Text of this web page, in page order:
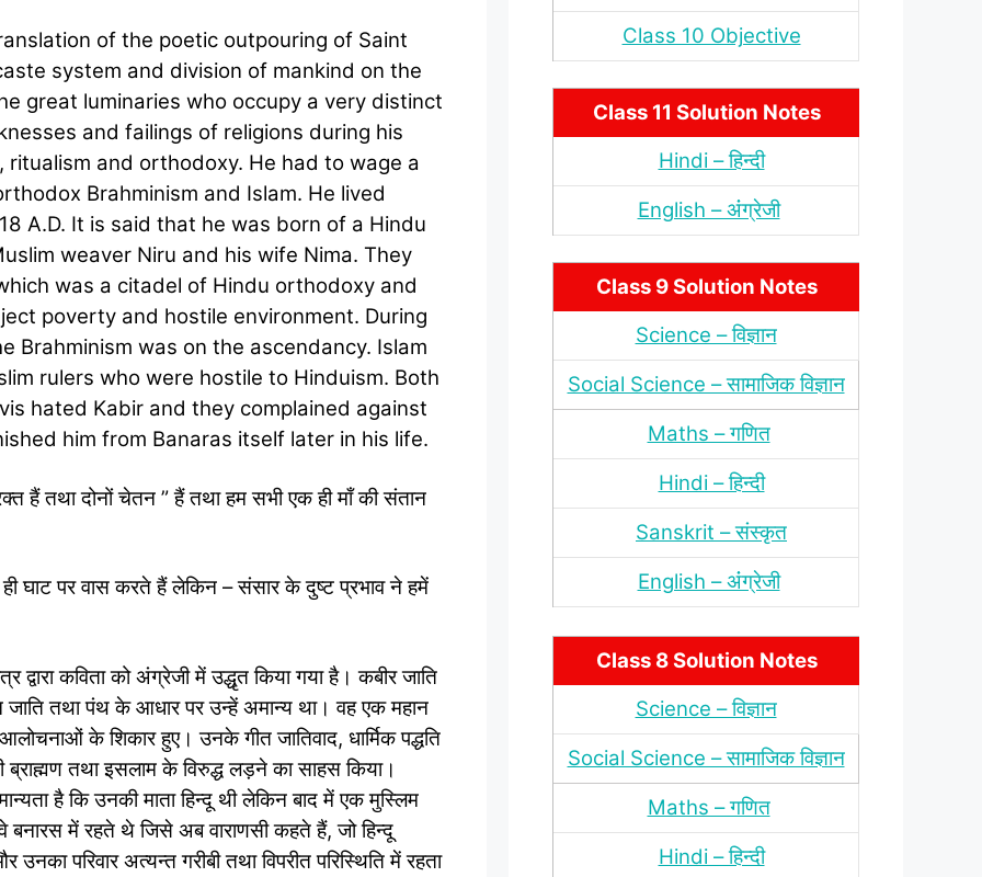
of the poetic outpouring of Saint
system and division of mankind on the
great luminaries who occupy a very distinct
and failings of religions during his
and orthodoxy. He had to wage a
Brahminism and Islam. He lived
A.D. It is said that he was born of a Hindu
weaver Niru and his wife Nima. They
was a citadel of Hindu orthodoxy and
poverty and hostile environment. During
Brahminism was on the ascendancy. Islam
rulers who were hostile to Hinduism. Both
hated Kabir and they complained against
him from Banaras itself later in his life.
हैं तथा दोनों चेतन ” हैं तथा हम सभी एक ही माँ की संतान
पर वास करते हैं लेकिन – संसार के दुष्ट प्रभाव ने हमें
द्वारा कविता को अंग्रेजी में उद्धृत किया गया है। कबीर जाति
जाति तथा पंथ के आधार पर उन्हें अमान्य था। वह एक महान
के शिकार हुए। उनके गीत जातिवाद, धार्मिक पद्धति
तथा इसलाम के विरुद्ध लड़ने का साहस किया।
है कि उनकी माता हिन्दू थी लेकिन बाद में एक मुस्लिम
बनारस में रहते थे जिसे अब वाराणसी कहते हैं, जो हिन्दू
परिवार अत्यन्त गरीबी तथा विपरीत परिस्थिति में रहता
Class 10 Objective
Class 11 Solution Notes
Hindi – हिन्‍दी
English – अंंग्रेजी
Class 9 Solution Notes
Science – विज्ञान
Social Science – सामाजिक विज्ञान
Maths – गणित
Hindi – हिन्‍दी
Sanskrit – संस्‍कृत
English – अंंग्रेजी
Class 8 Solution Notes
Science – विज्ञान
Social Science – सामाजिक विज्ञान
Maths – गणित
Hindi – हिन्‍दी